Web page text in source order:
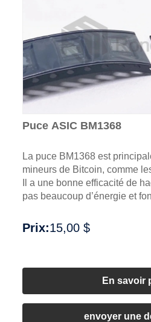
Puce ASIC BM1368
La puce BM1368 est
mineurs de Bitcoin, comme
Il a une bonne efficacité de
pas beaucoup d’énergie et
Prix:15,00 $
En savoir
envoyer une